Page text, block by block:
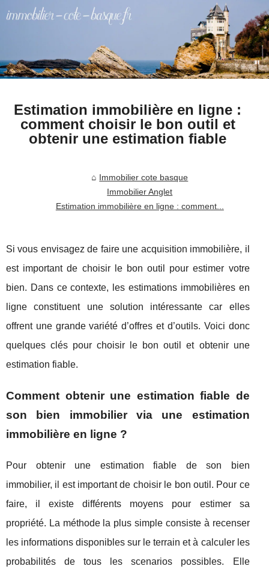
Estimation immobilière en ligne :
comment choisir le bon outil et
obtenir une estimation fiable
Immobilier cote basque
Immobilier Anglet
Estimation immobilière en ligne : comment...
Si vous envisagez de faire une acquisition immobilière, il
est important de choisir le bon outil pour estimer votre
bien. Dans ce contexte, les estimations immobilières en
ligne constituent une solution intéressante car elles
offrent une grande variété d’offres et d’outils. Voici donc
quelques clés pour choisir le bon outil et obtenir une
estimation fiable.
Comment obtenir une estimation fiable de
son bien immobilier via une estimation
immobilière en ligne ?
Pour obtenir une estimation fiable de son bien
immobilier, il est important de choisir le bon outil. Pour ce
faire, il existe différents moyens pour estimer sa
propriété. La méthode la plus simple consiste à recenser
les informations disponibles sur le terrain et à calculer les
probabilités de tous les scenarios possibles. Elle